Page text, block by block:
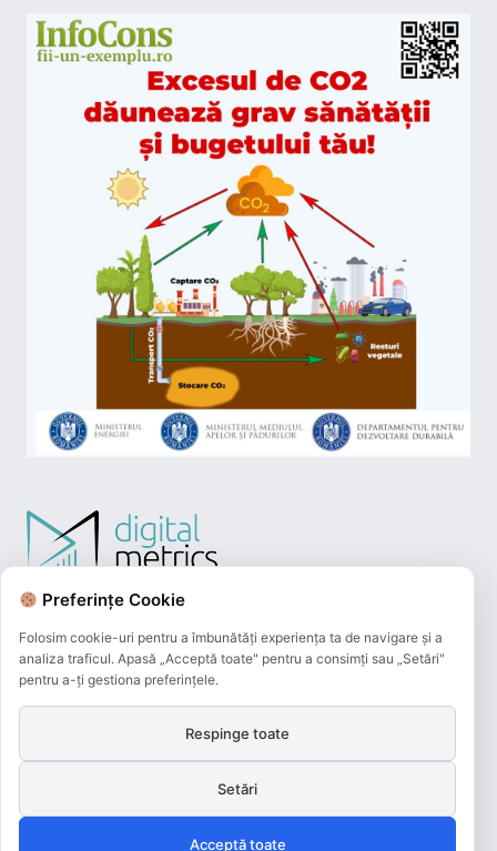
Plățile online efectuate pe acest site
sunt procesate de către Netopia Payments
și beneficiază de 3D-Secure.
Preferințe Cookie
Folosim cookie-uri pentru a îmbunătăți experiența ta de navigare și a
analiza traficul. Apasă „Acceptă toate" pentru a consimți sau „Setări"
pentru a-ți gestiona preferințele.
Respinge toate
Setări
Acceptă toate